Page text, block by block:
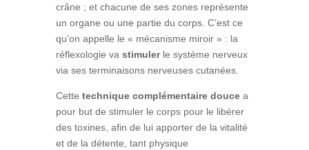
crâne ; et chacune de ses zones représente
un organe ou une partie du corps. C’est ce
qu’on appelle le « mécanisme miroir » : la
réflexologie va stimuler le système nerveux
via ses terminaisons nerveuses cutanées.
Cette technique complémentaire doucea
pour but de stimuler le corps pour le libérer
des toxines, afin de lui apporter de la vitalité
et de la détente, tant physique